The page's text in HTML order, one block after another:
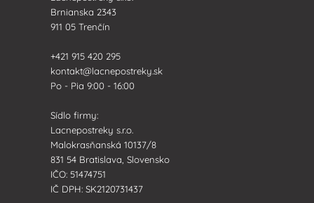
Brnianska 2343
911 05 Trenčín
+421 915 420 295
kontakt@lacnepostreky.sk
Po - Pia 9:00 - 16:00
Sídlo firmy:
Lacnepostreky s.r.o.
Malokrasňanská 10137/8
831 54 Bratislava, Slovensko
IČO: 51474751
IČ DPH: SK2120731437